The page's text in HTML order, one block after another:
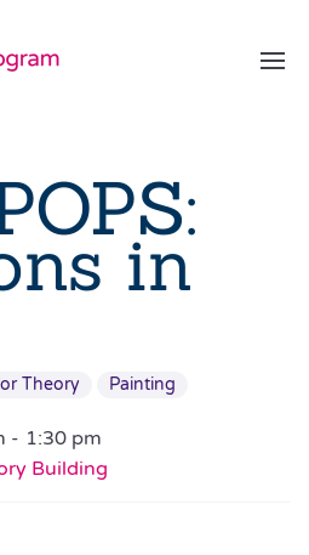
in
Theory Painting
- 1:30 pm
Building